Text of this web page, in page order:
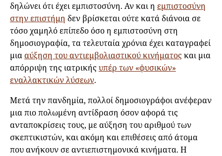
δηλώνει ότι έχει εμπιστοσύνη. Αν και η εμπιστοσύνη
στην επιστήμη δεν βρίσκεται ούτε κατά διάνοια σε
τόσο χαμηλό επίπεδο όσο η εμπιστοσύνη στη
δημοσιογραφία, τα τελευταία χρόνια έχει καταγραφεί
μιααύξηση του αντιεμβολιαστικού κινήματοςκαι μια
απόρριψη της ιατρικήςυπέρ των «φυσικών»
εναλλακτικών λύσεων.
Μετά την πανδημία, πολλοί δημοσιογράφοι ανέφεραν
μια πιο πολωμένη αντίδραση όσον αφορά τις
ανταποκρίσεις τους, με αύξηση του αριθμού των
σκεπτικιστών, και ακόμη και επιθέσεις από άτομα
που ανήκουν σε αντιεπιστημονικά κινήματα. Η